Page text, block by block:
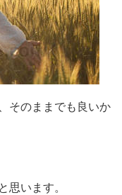
そのままでも良いか
思います。